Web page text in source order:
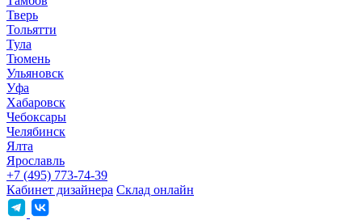
Тверь
Тольятти
Тула
Тюмень
Ульяновск
Уфа
Хабаровск
Чебоксары
Челябинск
Ялта
Ярославль
+7 (495) 773-74-39
Кабинет дизайнера Склад онлайн